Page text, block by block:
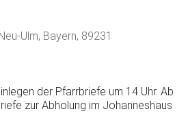
Ulm, Bayern, 89231
der Pfarrbriefe um 14 Uhr. Ab
zur Abholung im Johanneshaus